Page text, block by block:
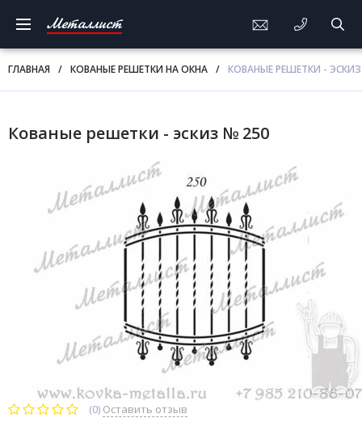
Металлист
ГЛАВНАЯ / КОВАНЫЕ РЕШЕТКИ НА ОКНА / КОВАНЫЕ РЕШЕТКИ -
Кованые решетки - эскиз № 250
(0) Оставить отзыв